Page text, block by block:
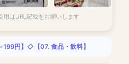
用はURL記載をお願いします
円】 【07. 食品・飲料】